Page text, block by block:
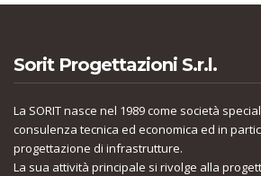
Sorit Progettazioni S.r.l.
La SORIT nasce nel 1989 come società
consulenza tecnica ed economica ed in
progettazione di infrastrutture.
La sua attività principale si rivolge alla